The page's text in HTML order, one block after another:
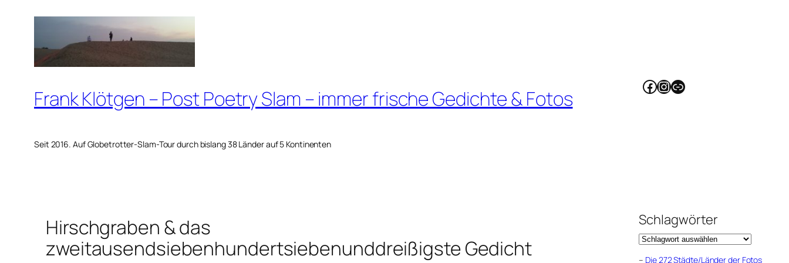
springen
Frank Klötgen – Post Poetry Slam – immer frische Gedichte & Fotos
Seit 2016. Auf Globetrotter-Slam-Tour durch bislang 38 Länder auf 5 Kontinenten
Facebook
Instagram
Link
Hirschgraben & das
zweitausendsiebenhundertsiebenunddreißigste Gedicht
Schlagwörter
– Die 272 Städte/Länder der Fotos